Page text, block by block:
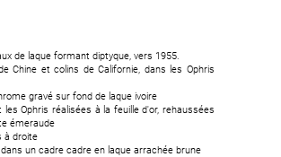
de laque formant diptyque, vers 1955.
Chine et colins de Californie, dans les Ophris
gravé sur fond de laque ivoire
les Ophris réalisées à la feuille d'or, rehaussées
émeraude
à droite
un cadre cadre en laque arrachée brune